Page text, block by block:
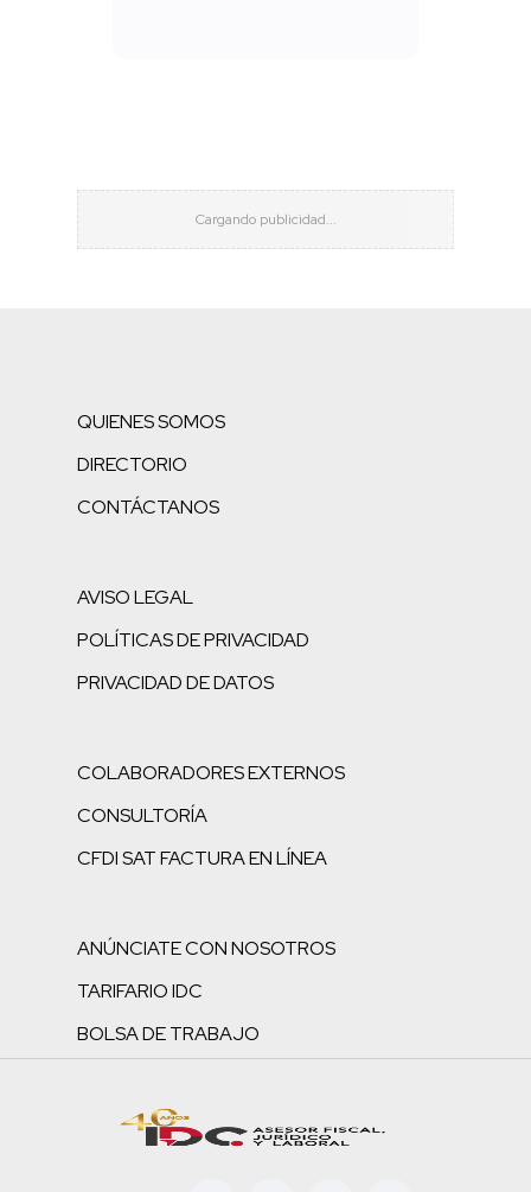
QUIENES SOMOS
DIRECTORIO
CONTÁCTANOS
AVISO LEGAL
POLÍTICAS DE PRIVACIDAD
PRIVACIDAD DE DATOS
COLABORADORES EXTERNOS
CONSULTORÍA
CFDI SAT FACTURA EN LÍNEA
ANÚNCIATE CON NOSOTROS
TARIFARIO IDC
BOLSA DE TRABAJO